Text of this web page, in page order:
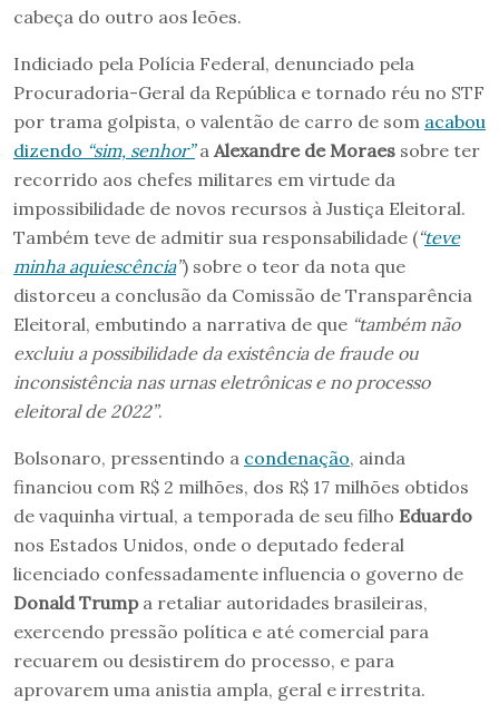
cabeça do outro aos leões.
Indiciado pela Polícia Federal, denunciado pela
Procuradoria-Geral da República e tornado réu no STF
por trama golpista, o valentão de carro de som acabou
dizendo “sim, senhor”a Alexandre de Moraes sobre ter
recorrido aos chefes militares em virtude da
impossibilidade de novos recursos à Justiça Eleitoral.
Também teve de admitir sua responsabilidade (“teve
minha aquiescência”) sobre o teor da nota que
distorceu a conclusão da Comissão de Transparência
Eleitoral, embutindo a narrativa de que “também não
excluiu a possibilidade da existência de fraude ou
inconsistência nas urnas eletrônicas e no processo
eleitoral de 2022”.
Bolsonaro, pressentindo a condenação, ainda
financiou com R$ 2 milhões, dos R$ 17 milhões obtidos
de vaquinha virtual, a temporada de seu filho Eduardo
nos Estados Unidos, onde o deputado federal
licenciado confessadamente influencia o governo de
Donald Trumpa retaliar autoridades brasileiras,
exercendo pressão política e até comercial para
recuarem ou desistirem do processo, e para
aprovarem uma anistia ampla, geral e irrestrita.